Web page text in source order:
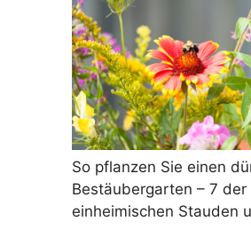
So pflanzen Sie einen
Bestäubergarten – 7 der
einheimischen Stauden